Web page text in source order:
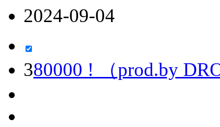
2024-09-04
380000 ! （prod.by